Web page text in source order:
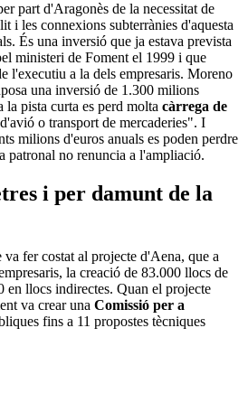
part d'Aragonès de la necessitat de
i les connexions subterrànies d'aquesta
És una inversió que ja estava prevista
ministeri de Foment el 1999 i que
l'executiu a la dels empresaris. Moreno
una inversió de 1.300 milions
la pista curta es perd molta càrrega de
o transport de mercaderies". I
milions d'euros anuals es poden perdre
patronal no renuncia a l'ampliació.
i per damunt de la
fer costat al projecte d'Aena, que a
la creació de 83.000 llocs de
en llocs indirectes. Quan el projecte
va crear una Comissió per a
fins a 11 propostes tècniques